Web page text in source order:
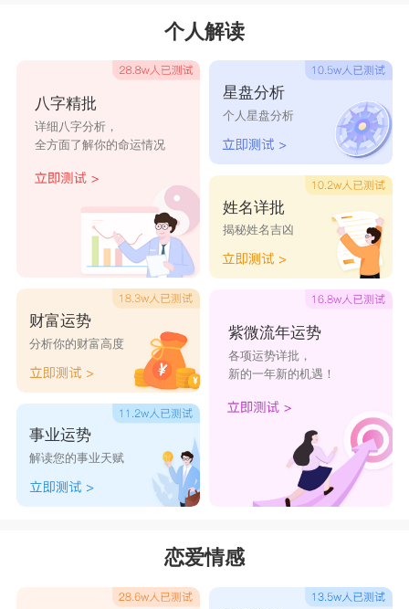
个人解读
八字精批
详细八字分析，
全方面了解你的命运情况
财富运势
分析你的财富高度
事业运势
解读您的事业天赋
星盘分析
个人星盘分析
姓名详批
揭秘姓名吉凶
紫微流年运势
各项运势详批，
新的一年新的机遇！
恋爱情感